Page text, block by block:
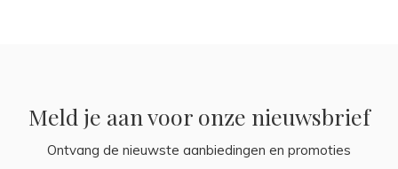
Meld je aan voor onze nieuwsbrief
Ontvang de nieuwste aanbiedingen en promoties